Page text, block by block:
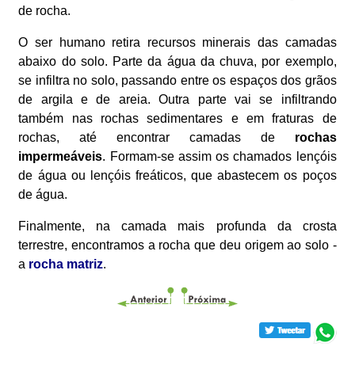
de rocha.
O ser humano retira recursos minerais das camadas
abaixo do solo. Parte da água da chuva, por exemplo,
se infiltra no solo, passando entre os espaços dos grãos
de argila e de areia. Outra parte vai se infiltrando
também nas rochas sedimentares e em fraturas de
rochas, até encontrar camadas de rochas
impermeáveis. Formam-se assim os chamados lençóis
de água ou lençóis freáticos, que abastecem os poços
de água.
Finalmente, na camada mais profunda da crosta
terrestre, encontramos a rocha que deu origem ao solo -
a rocha matriz.